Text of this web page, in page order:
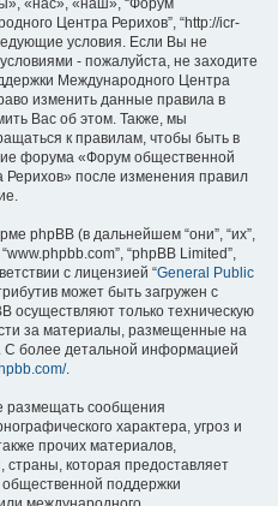
«нас», «наш», “Форум
Центра Рерихов”, “http://icr-
условия. Если Вы не
- пожалуйста, не заходите
Международного Центра
изменить данные правила в
Вас об этом. Также, мы
к правилам, чтобы быть в
форума «Форум общественной
после изменения правил
phpBB (в дальнейшем “они”, “их”,
“phpBB Limited”,
с лицензией “General Public
может быть загружен с
осуществляют только техническую
за материалы, размещенные на
более детальной информацией
.
размещать сообщения
характера, угроз и
прочих материалов,
которая предоставляет
общественной поддержки